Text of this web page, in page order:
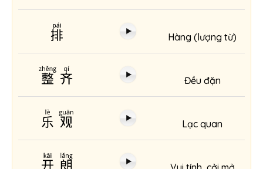
排 Hàng (lượng từ)
整齐 Đều đặn
乐观 Lạc quan
开朗